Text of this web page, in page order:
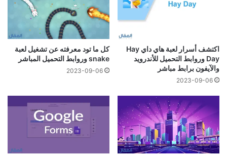
اكتشف أسرار لعبة هاي داي Hay
Day وروابط التحميل للأندرويد
والآيفون برابط مباشر
2023-09-06
كل ما تود معرفته عن تشغيل لعبة
snake وروابط التحميل المباشر
2023-09-06